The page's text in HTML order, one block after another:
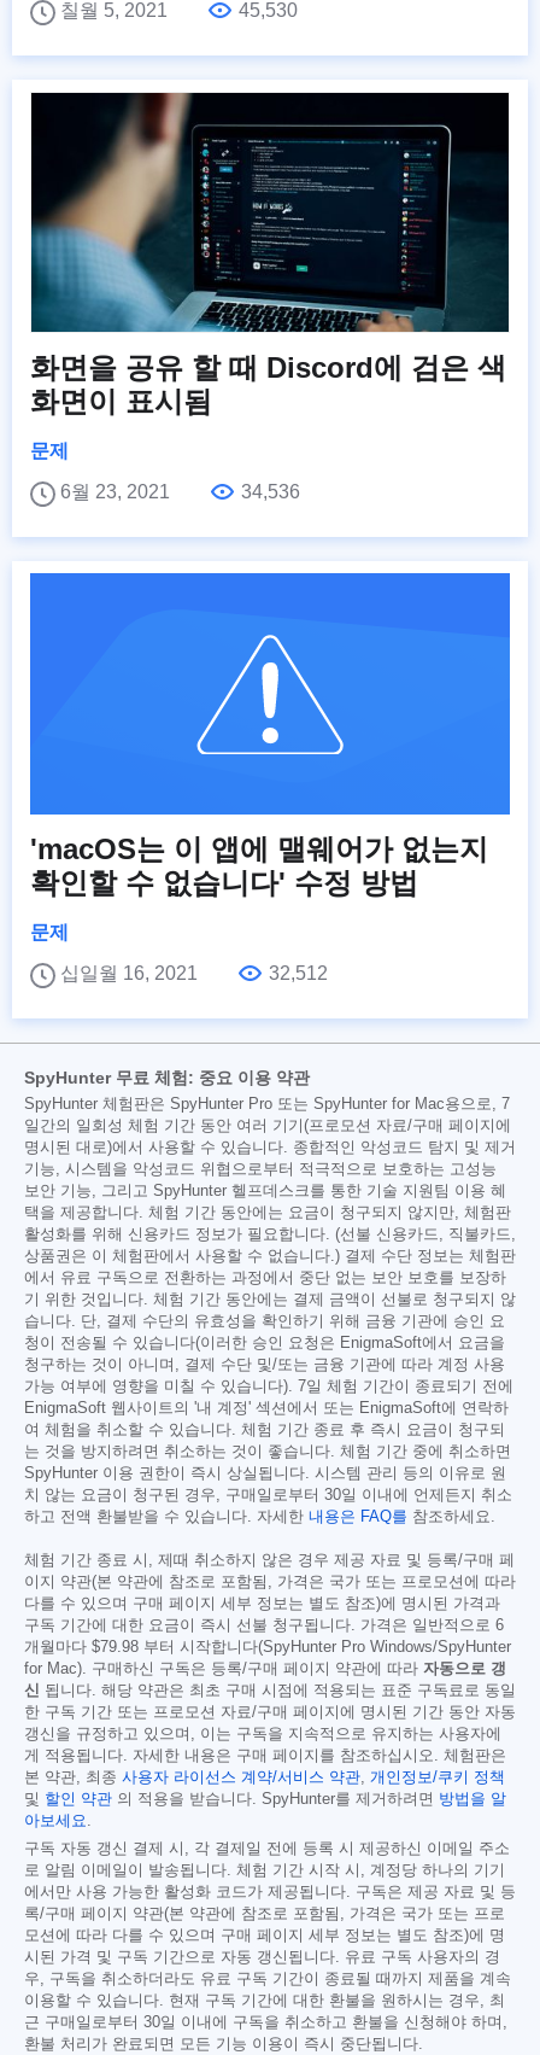
칠월 5, 2021 45,530
화면을 공유 할 때 Discord에 검은 색
화면이 표시됨
문제
6월 23, 2021
34,536
'macOS는 이 앱에 맬웨어가 없는지
확인할 수 없습니다' 수정 방법
문제
십일월 16, 2021
32,512
SpyHunter 무료 체험: 중요 이용 약관
SpyHunter 체험판은 SpyHunter Pro 또는 SpyHunter for Mac용으로, 7
일간의 일회성 체험 기간 동안 여러 기기(프로모션 자료/구매 페이지에
명시된 대로)에서 사용할 수 있습니다. 종합적인 악성코드 탐지 및 제거
기능, 시스템을 악성코드 위협으로부터 적극적으로 보호하는 고성능
보안 기능, 그리고 SpyHunter 헬프데스크를 통한 기술 지원팀 이용 혜
택을 제공합니다. 체험 기간 동안에는 요금이 청구되지 않지만, 체험판
활성화를 위해 신용카드 정보가 필요합니다. (선불 신용카드, 직불카드,
상품권은 이 체험판에서 사용할 수 없습니다.) 결제 수단 정보는 체험판
에서 유료 구독으로 전환하는 과정에서 중단 없는 보안 보호를 보장하
기 위한 것입니다. 체험 기간 동안에는 결제 금액이 선불로 청구되지 않
습니다. 단, 결제 수단의 유효성을 확인하기 위해 금융 기관에 승인 요
청이 전송될 수 있습니다(이러한 승인 요청은 EnigmaSoft에서 요금을
청구하는 것이 아니며, 결제 수단 및/또는 금융 기관에 따라 계정 사용
가능 여부에 영향을 미칠 수 있습니다). 7일 체험 기간이 종료되기 전에
EnigmaSoft 웹사이트의 '내 계정' 섹션에서 또는 EnigmaSoft에 연락하
여 체험을 취소할 수 있습니다. 체험 기간 종료 후 즉시 요금이 청구되
는 것을 방지하려면 취소하는 것이 좋습니다. 체험 기간 중에 취소하면
SpyHunter 이용 권한이 즉시 상실됩니다. 시스템 관리 등의 이유로 원
치 않는 요금이 청구된 경우, 구매일로부터 30일 이내에 언제든지 취소
하고 전액 환불받을 수 있습니다. 자세한 내용은 FAQ를 참조하세요.
체험 기간 종료 시, 제때 취소하지 않은 경우 제공 자료 및 등록/구매 페
이지 약관(본 약관에 참조로 포함됨, 가격은 국가 또는 프로모션에 따라
다를 수 있으며 구매 페이지 세부 정보는 별도 참조)에 명시된 가격과
구독 기간에 대한 요금이 즉시 선불 청구됩니다. 가격은 일반적으로 6
개월마다 $79.98 부터 시작합니다(SpyHunter Pro Windows/SpyHunter
for Mac). 구매하신 구독은 등록/구매 페이지 약관에 따라 자동으로 갱
신 됩니다. 해당 약관은 최초 구매 시점에 적용되는 표준 구독료로 동일
한 구독 기간 또는 프로모션 자료/구매 페이지에 명시된 기간 동안 자동
갱신을 규정하고 있으며, 이는 구독을 지속적으로 유지하는 사용자에
게 적용됩니다. 자세한 내용은 구매 페이지를 참조하십시오. 체험판은
본 약관, 최종 사용자 라이선스 계약/서비스 약관, 개인정보/쿠키 정책
및 할인 약관 의 적용을 받습니다. SpyHunter를 제거하려면 방법을 알
아보세요.
구독 자동 갱신 결제 시, 각 결제일 전에 등록 시 제공하신 이메일 주소
로 알림 이메일이 발송됩니다. 체험 기간 시작 시, 계정당 하나의 기기
에서만 사용 가능한 활성화 코드가 제공됩니다. 구독은 제공 자료 및 등
록/구매 페이지 약관(본 약관에 참조로 포함됨, 가격은 국가 또는 프로
모션에 따라 다를 수 있으며 구매 페이지 세부 정보는 별도 참조)에 명
시된 가격 및 구독 기간으로 자동 갱신됩니다. 유료 구독 사용자의 경
우, 구독을 취소하더라도 유료 구독 기간이 종료될 때까지 제품을 계속
이용할 수 있습니다. 현재 구독 기간에 대한 환불을 원하시는 경우, 최
근 구매일로부터 30일 이내에 구독을 취소하고 환불을 신청해야 하며,
환불 처리가 완료되면 모든 기능 이용이 즉시 중단됩니다.